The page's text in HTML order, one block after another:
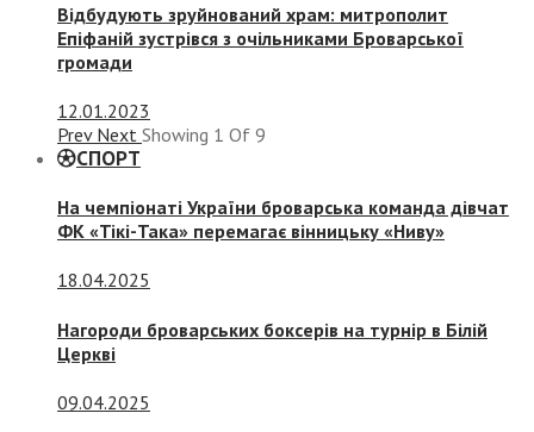
Відбудують зруйнований храм: митрополит
Епіфаній зустрівся з очільниками Броварської
громади
12.01.2023
Prev Next Showing 1 Of 9
СПОРТ
На чемпіонаті України броварська команда дівчат
ФК «Тікі-Така» перемагає вінницьку «Ниву»
18.04.2025
Нагороди броварських боксерів на турнір в Білій
Церкві
09.04.2025